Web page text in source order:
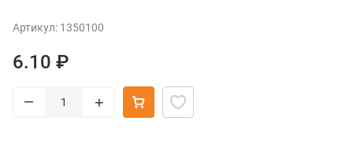
Артикул: 1350100
6.10 ₽
– +